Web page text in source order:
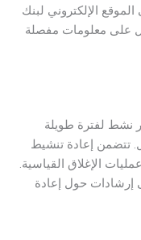
الإلكتروني لبنك
على معلومات مفصلة
نشط لفترة طويلة
تتضمن إعادة تنشيط
الإغلاق القياسية.
حول إعادة